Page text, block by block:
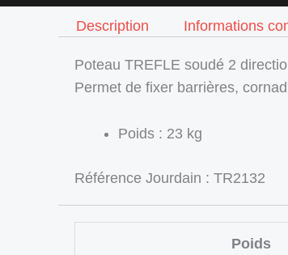
Description Informations
Poteau TREFLE soudé 2
Permet de fixer barrières,
Poids : 23 kg
Référence Jourdain : TR2132
Poids